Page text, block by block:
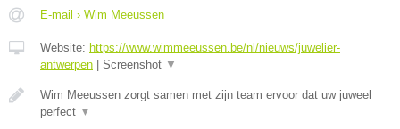
E-mail › Wim Meeussen
Website: https://www.wimmeeussen.be/nl/nieuws/juwelier-
antwerpen
Screenshot ▼
Wim Meeussen zorgt samen met zijn team ervoor dat uw juweel
perfect ▼